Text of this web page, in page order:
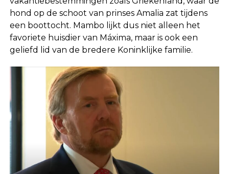
hond op de schoot van prinses Amalia zat tijdens
een boottocht. Mambo lijkt dus niet alleen het
favoriete huisdier van Máxima, maar is ook een
geliefd lid van de bredere Koninklijke familie.